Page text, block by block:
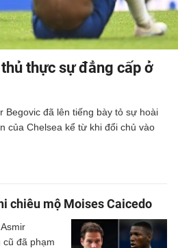
thực sự đẳng cấp ở
Begovic đã lên tiếng bày tỏ sự hoài
của Chelsea kể từ khi đổi chủ vào
chiêu mộ Moises Caicedo
cũ đã phạm